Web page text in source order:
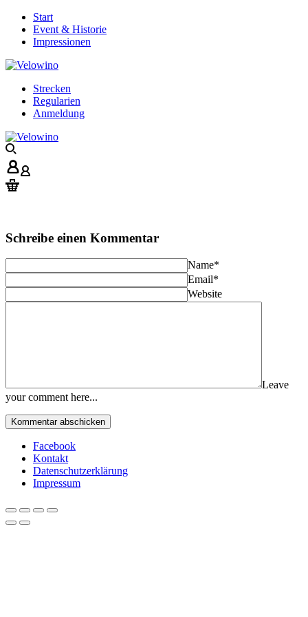
Start
Event & Historie
Impressionen
Strecken
Regularien
Anmeldung
Schreibe einen Kommentar
Name*
Email*
Website
Leave
your comment here...
Facebook
Kontakt
Datenschutzerklärung
Impressum